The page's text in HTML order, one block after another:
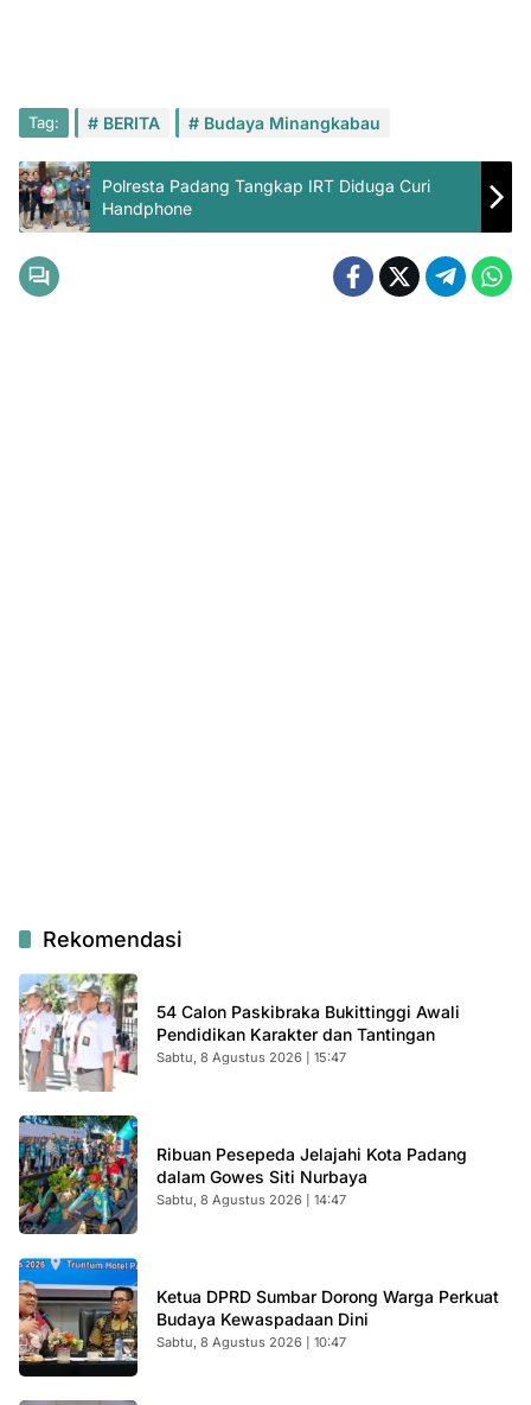
Tag: BERITA Budaya Minangkabau
Polresta Padang Tangkap IRT Diduga Curi
Handphone
Rekomendasi
54 Calon Paskibraka Bukittinggi Awali
Pendidikan Karakter dan Tantingan
Sabtu, 8 Agustus 2026 | 15:47
Ribuan Pesepeda Jelajahi Kota Padang
dalam Gowes Siti Nurbaya
Sabtu, 8 Agustus 2026 | 14:47
Ketua DPRD Sumbar Dorong Warga Perkuat
Budaya Kewaspadaan Dini
Sabtu, 8 Agustus 2026 | 10:47